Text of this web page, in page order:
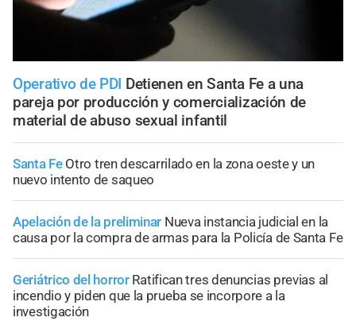
Operativo de PDI Detienen en Santa Fe a una
pareja por producción y comercialización de
material de abuso sexual infantil
Santa Fe Otro tren descarrilado en la zona oeste y un
nuevo intento de saqueo
Apelación de la preliminar Nueva instancia judicial en la
causa por la compra de armas para la Policía de Santa Fe
Geriátrico del horror Ratifican tres denuncias previas al
incendio y piden que la prueba se incorpore a la
investigación